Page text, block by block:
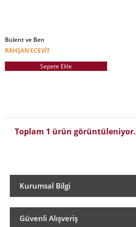
Bülent ve Ben
RAHŞAN ECEVIT
Sepete Ekle
Toplam 1 ürün görüntüleniyor.
Kurumsal Bilgi
Güvenli Alışveriş